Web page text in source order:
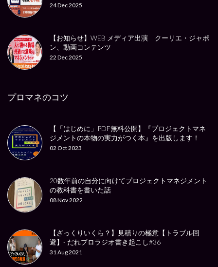
24 Dec 2025
【お知らせ】WEB メディア出演 クーリエ・ジャポ
ン、動画コンテンツ
22 Dec 2025
プロマネのコツ
【「はじめに」PDF無料公開】『プロジェクトマネ
ジメントの本物の実力がつく本』を出版します！
02 Oct 2023
20数年前の自分に向けてプロジェクトマネジメント
の教科書を書いた話
08 Nov 2022
【ざっくりいくら？】見積りの極意【トラブル回
避】- だれプロラジオ書き起こし#36
31 Aug 2021